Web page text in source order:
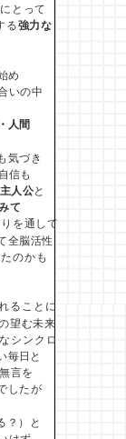
とって
る強力な
め
いの中
人間
気づき
信も
人公と
て
を通して
全脳活性
のかも
ることに
望む未来
シンクロ
毎日と
言を
したが
？）と